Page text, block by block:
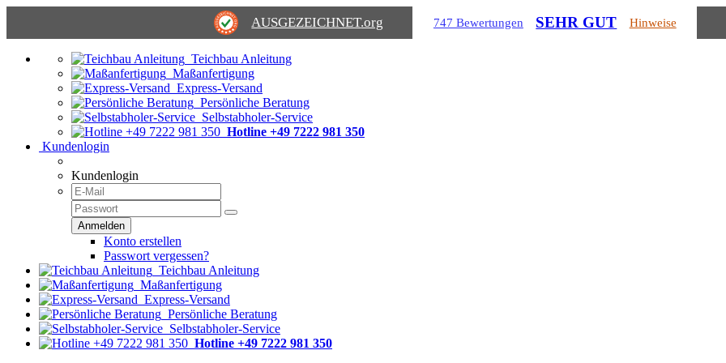
AUSGEZEICHNET.org 747 Bewertungen SEHR GUT Hinweise
Teichbau Anleitung
Maßanfertigung
Express-Versand
Persönliche Beratung
Selbstabholer-Service
Hotline +49 7222 981 350
Kundenlogin
Kundenlogin
Konto erstellen
Passwort vergessen?
Teichbau Anleitung
Maßanfertigung
Express-Versand
Persönliche Beratung
Selbstabholer-Service
Hotline +49 7222 981 350